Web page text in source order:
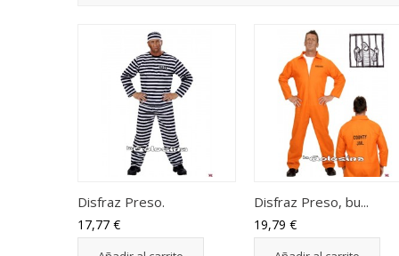
Disfraz Preso.
17,77 €
Disfraz Preso, bu...
19,79 €